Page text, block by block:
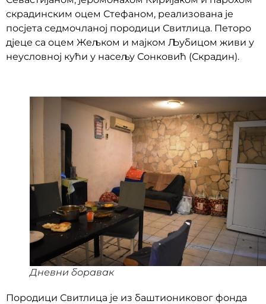
скрадинским оцем Стефаном, реализована је
посјета седмочланој породици Свитлица. Петоро
дјеце са оцем Жељком и мајком Љубицом живи у
неусловној кући у насељу Сонковић (Скрадин).
Дневни боравак
Породици Свитлица је из баштиониковог фонда